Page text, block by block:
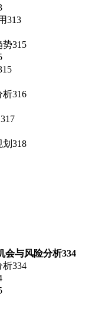
313
势315
析316
划318
会与风险分析334
析334